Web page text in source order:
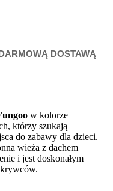
DOSTAWĄ
w kolorze
którzy szukają
do zabawy dla dzieci.
wieża z dachem
i jest doskonałym